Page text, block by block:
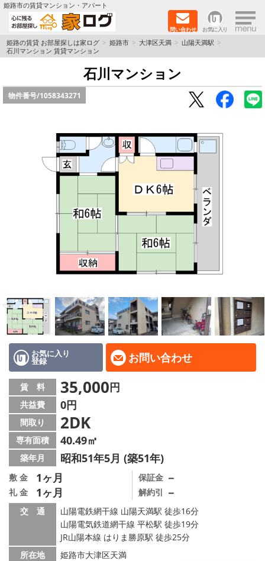
姫路市の賃貸マンション・アパート
問い合わせ お気に入り ×
TOPページ
ペットOK物件
保証人不要物件
都市ガス物件
地域から探す
地図から探す
スタッフ
店舗情報·アクセス
会社概要
メールでお問い合わせ
姫路の賃貸 お部屋探しは家ログ 姫路市 大津区天満
山陽天満駅
石川マンション 賃貸マンション
石川マンション
物件番号/1058343271
お気に入り
登録 お問い合わせ
賃 料 35,000円
共益費 0円
間取り 2DK
専有面積 40.49㎡
築年月 昭和51年5月 (築51年)
敷 金 1ヶ月
礼 金 1ヶ月
保証金 －
解約引 －
交 通
山陽電鉄網干線 山陽天満駅 徒歩16分
山陽電気鉄道網干線 平松駅 徒歩19分
JR山陽本線 はりま勝原駅 徒歩25分
所在地
姫路市大津区天満